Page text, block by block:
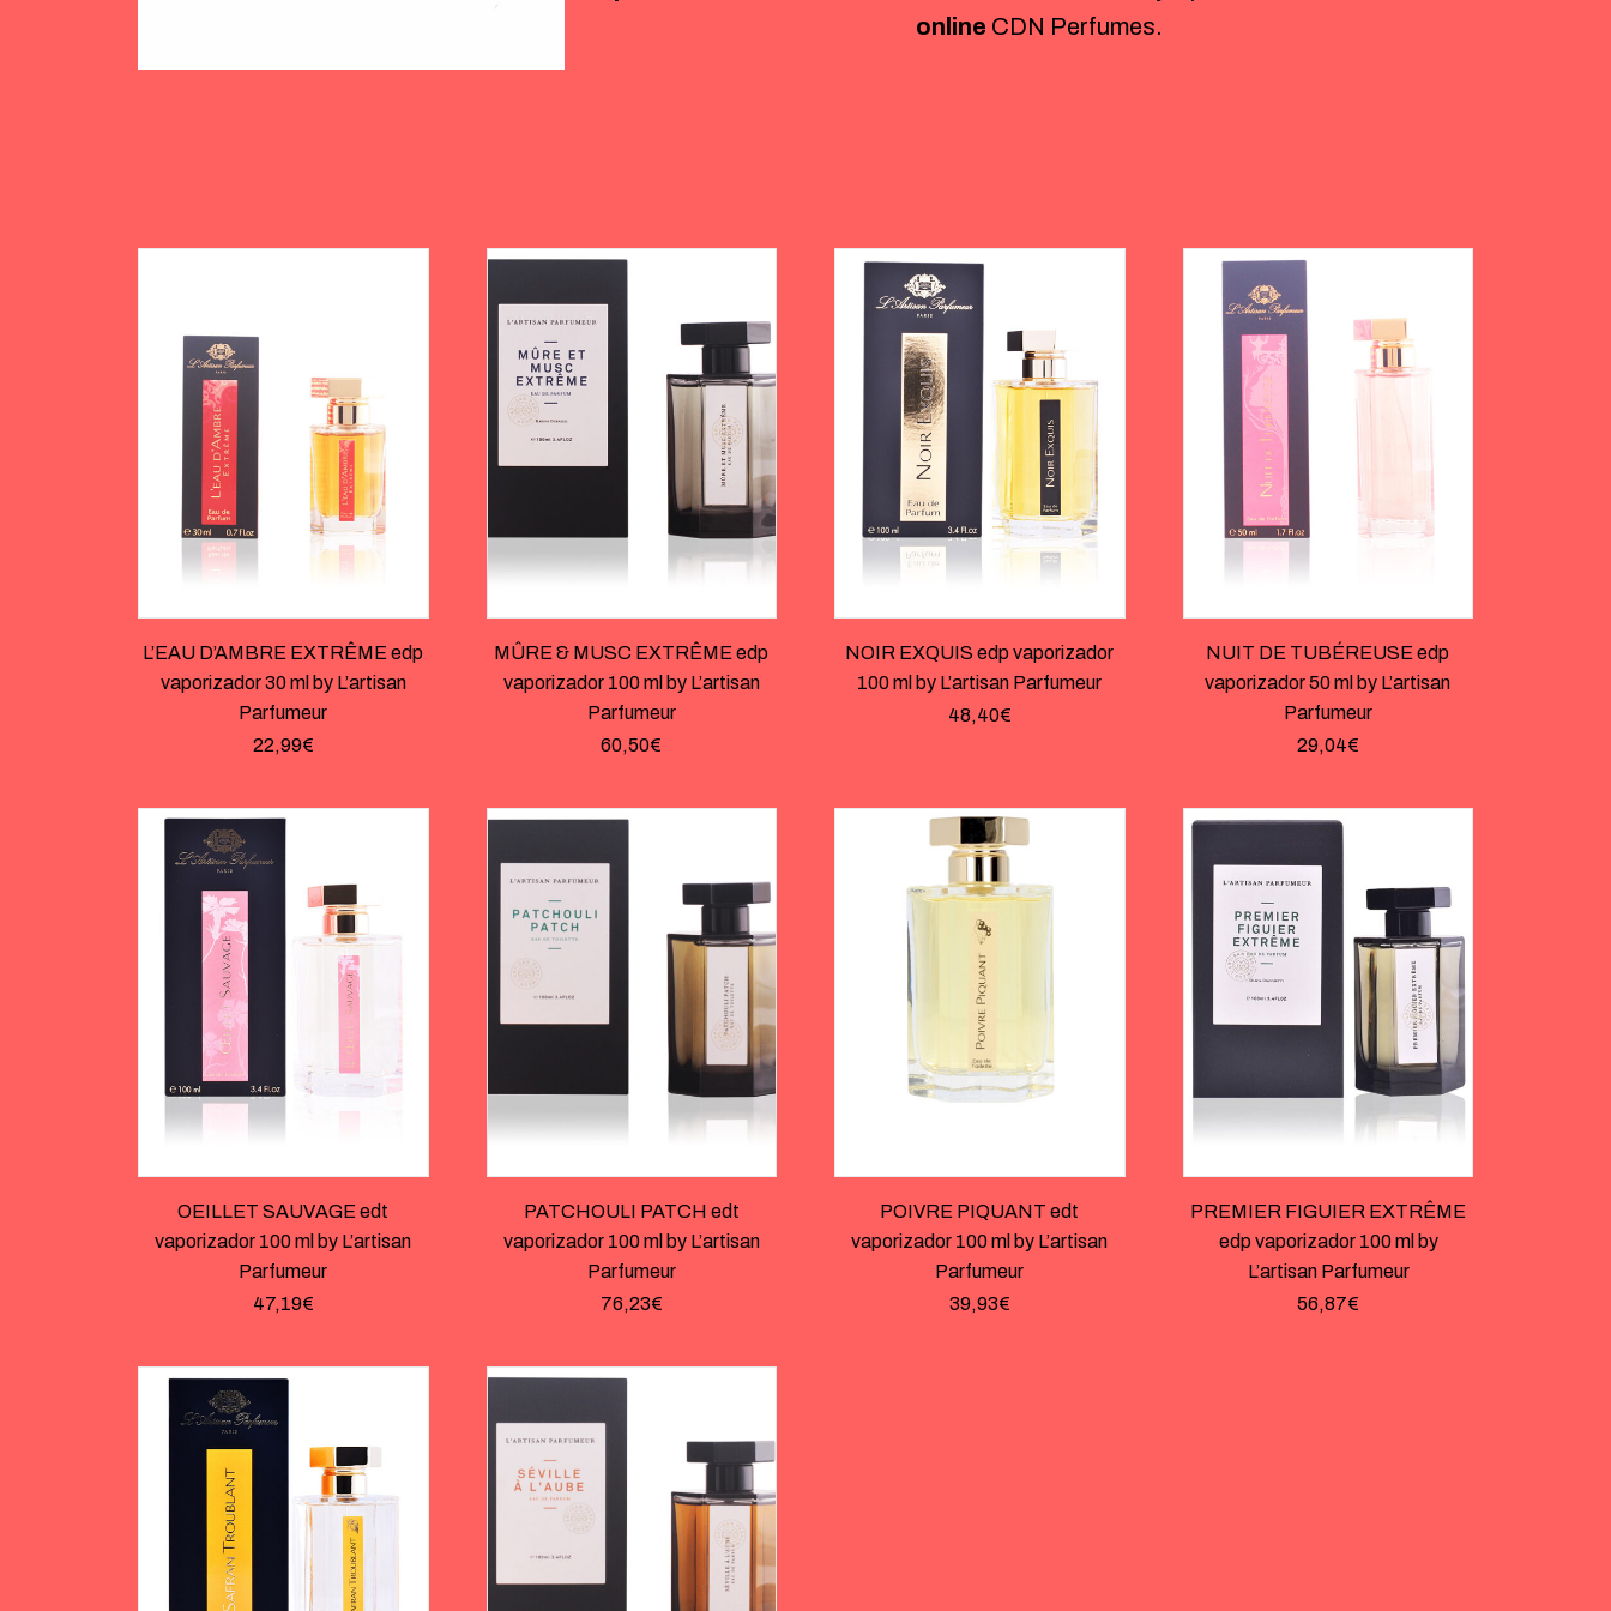
online CDN Perfumes.
L’EAU D’AMBRE EXTRÊME edp
vaporizador 30 ml by L’artisan
Parfumeur
22,99€
MÛRE & MUSC EXTRÊME edp
vaporizador 100 ml by L’artisan
Parfumeur
60,50€
NOIR EXQUIS edp vaporizador
100 ml by L’artisan Parfumeur
48,40€
NUIT DE TUBÉREUSE edp
vaporizador 50 ml by L’artisan
Parfumeur
29,04€
OEILLET SAUVAGE edt
vaporizador 100 ml by L’artisan
Parfumeur
47,19€
PATCHOULI PATCH edt
vaporizador 100 ml by L’artisan
Parfumeur
76,23€
POIVRE PIQUANT edt
vaporizador 100 ml by L’artisan
Parfumeur
39,93€
PREMIER FIGUIER EXTRÊME
edp vaporizador 100 ml by
L’artisan Parfumeur
56,87€